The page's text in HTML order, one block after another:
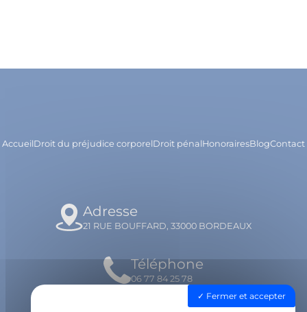
AccueilDroit du préjudice corporelDroit pénalHonorairesBlogContact
Adresse
21 RUE BOUFFARD, 33000 BORDEAUX
Téléphone
06 77 84 25 78
Fermer et accepter